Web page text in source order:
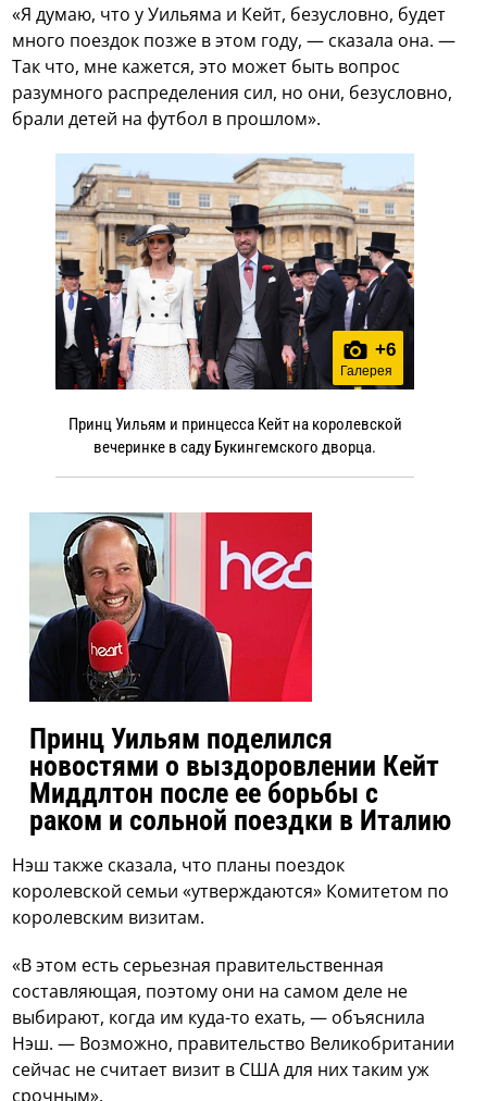
«Я думаю, что у Уильяма и Кейт, безусловно, будет
много поездок позже в этом году, — сказала она. —
Так что, мне кажется, это может быть вопрос
разумного распределения сил, но они, безусловно,
брали детей на футбол в прошлом».
+6
Галерея
Принц Уильям и принцесса Кейт на королевской
вечеринке в саду Букингемского дворца.
Принц Уильям поделился
новостями о выздоровлении Кейт
Миддлтон после ее борьбы с
раком и сольной поездки в Италию
Нэш также сказала, что планы поездок
королевской семьи «утверждаются» Комитетом по
королевским визитам.
«В этом есть серьезная правительственная
составляющая, поэтому они на самом деле не
выбирают, когда им куда-то ехать, — объяснила
Нэш. — Возможно, правительство Великобритании
сейчас не считает визит в США для них таким уж
срочным».